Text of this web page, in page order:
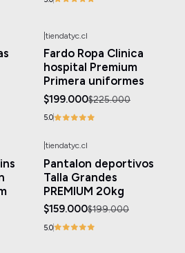
tiendatyc.cl
Fardo Ropa Clinica
hospital Premium
Primera uniformes
$199.000$225.000
5.0
tiendatyc.cl
Pantalon deportivos
Talla Grandes
PREMIUM 20kg
$159.000$199.000
5.0